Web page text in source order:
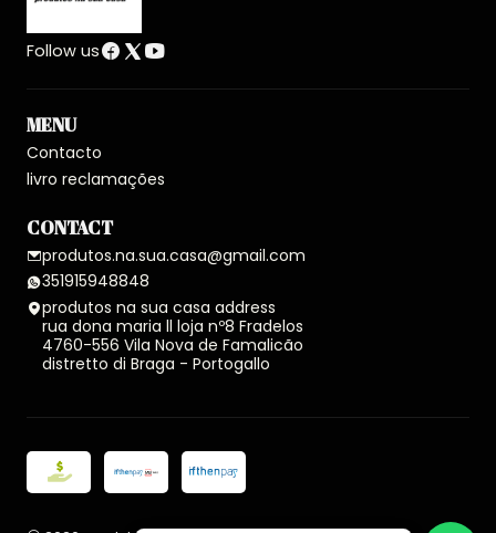
Follow us
MENU
Contacto
livro reclamações
CONTACT
produtos.na.sua.casa@gmail.com
351915948848
produtos na sua casa address
rua dona maria ll loja nº8 Fradelos
4760-556 Vila Nova de Famalicão
distretto di Braga - Portogallo